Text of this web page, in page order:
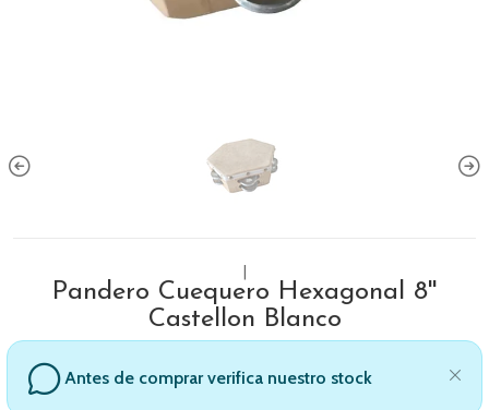
Pandero Cuequero Hexagonal 8''
Castellon Blanco
Antes de comprar verifica nuestro stock